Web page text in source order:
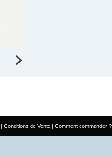
Conditions de Vente Comment commander ?